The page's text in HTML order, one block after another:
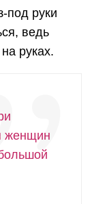
под руки
ведь
руках.
женщин